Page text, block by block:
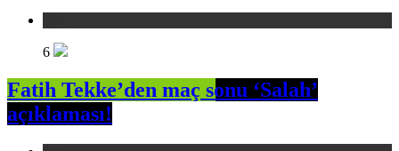
6
Fatih Tekke’den maç sonu ‘Salah’
açıklaması!